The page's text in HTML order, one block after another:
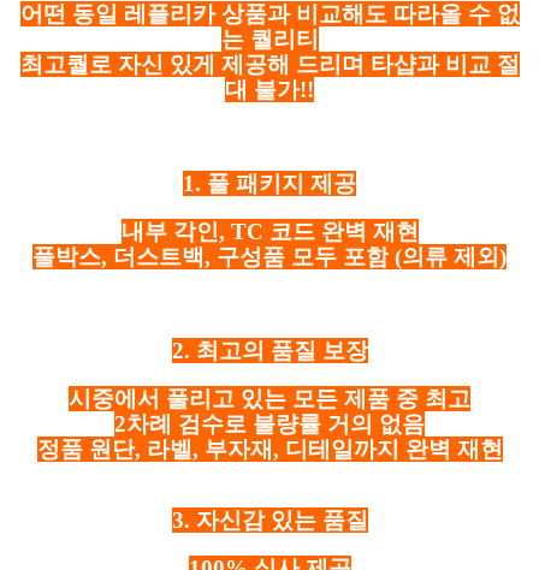
어떤 동일 레플리카 상품과 비교해도 따라올 수 없
는 퀄리티
최고퀄로 자신 있게 제공해 드리며 타샵과 비교 절
대 불가!!
1. 풀 패키지 제공
내부 각인, TC 코드 완벽 재현
풀박스, 더스트백, 구성품 모두 포함 (의류 제외)
2. 최고의 품질 보장
시중에서 풀리고 있는 모든 제품 중 최고
2차례 검수로 불량률 거의 없음
정품 원단, 라벨, 부자재, 디테일까지 완벽 재현
3. 자신감 있는 품질